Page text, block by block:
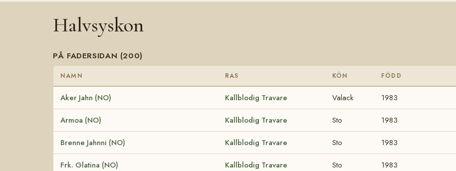
Halvsyskon
PÅ FADERSIDAN (200)
NAMN RAS KÖN FÖDD
Aker Jahn (NO) Kallblodig Travare Valack 1983
Armoa (NO) Kallblodig Travare Sto 1983
Brenne Jahnni (NO) Kallblodig Travare Sto 1983
Frk. Glatina (NO) Kallblodig Travare Sto 1983